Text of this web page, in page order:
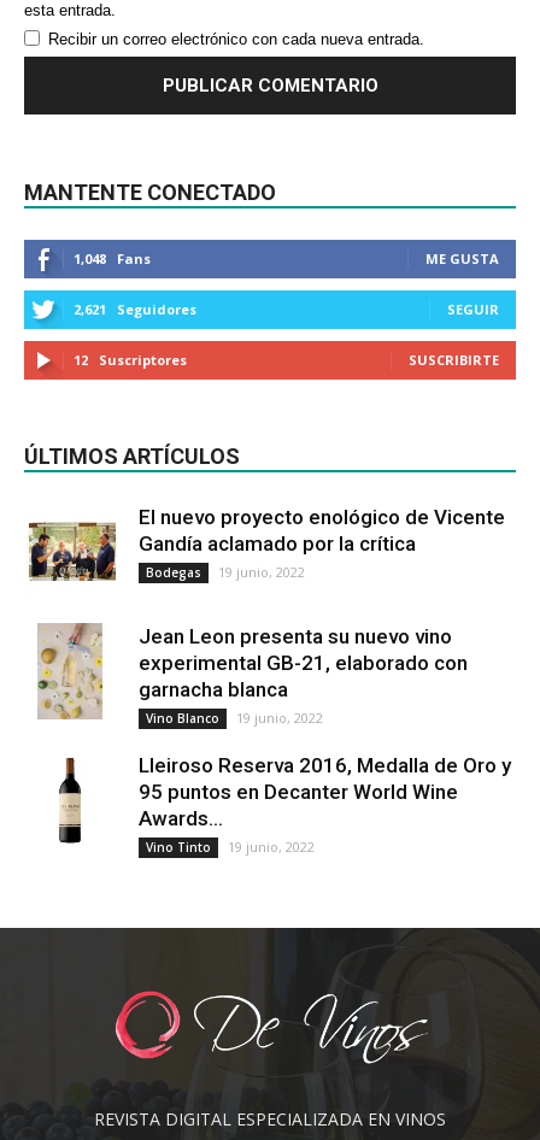
esta entrada.
Recibir un correo electrónico con cada nueva entrada.
MANTENTE CONECTADO
1,048 Fans ME GUSTA
2,621 Seguidores SEGUIR
12 Suscriptores SUSCRIBIRTE
ÚLTIMOS ARTÍCULOS
El nuevo proyecto enológico de Vicente
Gandía aclamado por la crítica
Bodegas 19 junio, 2022
Jean Leon presenta su nuevo vino
experimental GB-21, elaborado con
garnacha blanca
Vino Blanco 19 junio, 2022
Lleiroso Reserva 2016, Medalla de Oro y
95 puntos en Decanter World Wine
Awards...
Vino Tinto 19 junio, 2022
REVISTA DIGITAL ESPECIALIZADA EN VINOS